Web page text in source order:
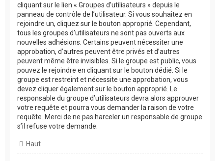
cliquant sur le lien « Groupes d’utilisateurs » depuis le
panneau de contrôle de l’utilisateur. Si vous souhaitez en
rejoindre un, cliquez sur le bouton approprié. Cependant,
tous les groupes d’utilisateurs ne sont pas ouverts aux
nouvelles adhésions. Certains peuvent nécessiter une
approbation, d’autres peuvent être privés et d’autres
peuvent même être invisibles. Si le groupe est public, vous
pouvez le rejoindre en cliquant sur le bouton dédié. Si le
groupe est restreint et nécessite une approbation, vous
devez cliquer également sur le bouton approprié. Le
responsable du groupe d’utilisateurs devra alors approuver
votre requête et pourra vous demander la raison de votre
requête. Merci de ne pas harceler un responsable de groupe
s’il refuse votre demande.
Haut